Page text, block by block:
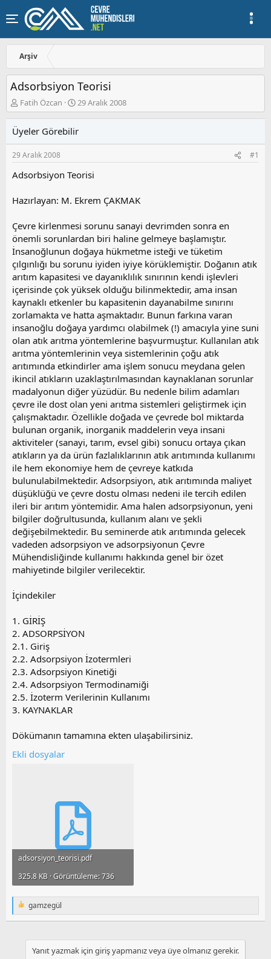
Arşiv
Adsorbsiyon Teorisi
K
o
u
y
u
a
l
t
a
n
Fatih Özcan
B
a
l
a
ı
t
r
i
h
i
29 Aralık 2008
Üyeler Görebilir
29 Aralık 2008 #1
Adsorbsiyon Teorisi
Hazırlayan: M. Ekrem ÇAKMAK
Çevre kirlenmesi sorunu sanayi devrimden sonra en
önemli sorunlardan biri haline gelmeye başlamıştır.
İnsanoğlunun doğaya hükmetme isteği ve tüketim
çılgınlığı bu sorunu iyiden iyiye körüklemiştir. Doğanın atık
arıtım kapasitesi ve dayanıklılık sınırının kendi işlevleri
içerisinde çok yüksek olduğu bilinmektedir, ama insan
kaynaklı etkenler bu kapasitenin dayanabilme sınırını
zorlamakta ve hatta aşmaktadır. Bunun farkına varan
insanoğlu doğaya yardımcı olabilmek (!) amacıyla yine suni
olan atık arıtma yöntemlerine başvurmuştur. Kullanılan atık
arıtma yöntemlerinin veya sistemlerinin çoğu atık
arıtımında etkindirler ama işlem sonucu meydana gelen
ikincil atıkların uzaklaştırılmasından kaynaklanan sorunlar
madalyonun diğer yüzüdür. Bu nedenle bilim adamları
çevre ile dost olan yeni arıtma sistemleri geliştirmek için
çalışmaktadır. Özellikle doğada ve çevrede bol miktarda
bulunan organik, inorganik maddelerin veya insani
aktiviteler (sanayi, tarım, evsel gibi) sonucu ortaya çıkan
atıkların ya da ürün fazlalıklarının atık arıtımında kullanımı
ile hem ekonomiye hem de çevreye katkıda
bulunulabilmektedir. Adsorpsiyon, atık arıtımında maliyet
düşüklüğü ve çevre dostu olması nedeni ile tercih edilen
ileri bir arıtım yöntemidir. Ama halen adsorpsiyonun, yeni
bilgiler doğrultusunda, kullanım alanı ve şekli
değişebilmektedir. Bu seminerde atık arıtımında gelecek
vadeden adsorpsiyon ve adsorpsiyonun Çevre
Mühendisliğinde kullanımı hakkında genel bir özet
mahiyetinde bilgiler verilecektir.
İçindekiler
1. GİRİŞ
2. ADSORPSİYON
2.1. Giriş
2.2. Adsorpsiyon İzotermleri
2.3. Adsorpsiyon Kinetiği
2.4. Adsorpsiyon Termodinamiği
2.5. İzoterm Verilerinin Kullanımı
3. KAYNAKLAR
Dökümanın tamamına ekten ulaşabilirsiniz.
Ekli dosyalar
adsorsiyon_teorisi.pdf
325.8 KB · Görüntüleme: 736
T
e
gamzegül
Yanıt yazmak için giriş yapmanız veya üye olmanız gerekir.